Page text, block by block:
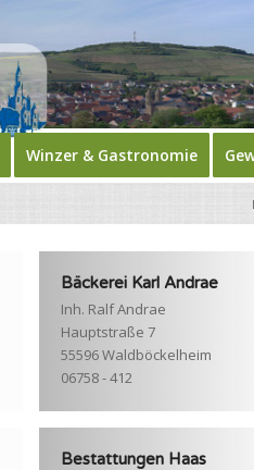
Winzer & Gastronomie
Bäckerei Karl Andrae
Inh. Ralf Andrae
Hauptstraße 7
55596 Waldböckelheim
06758 - 412
Bestattungen Haas